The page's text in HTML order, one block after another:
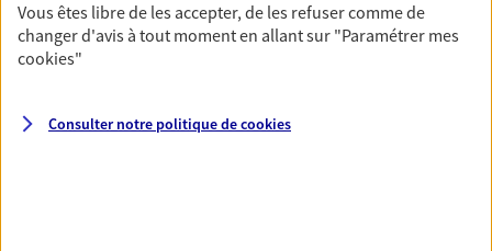
Couvrez vos dépenses de santé ainsi que celles de
votre famille avec la complémentaire santé qui
vous ressemble.
Prévoyance
Vous êtes libre de les accepter, de les refuser comme de
changer d'avis à tout moment en allant sur "Paramétrer mes
cookies"
Consulter notre politique decookies